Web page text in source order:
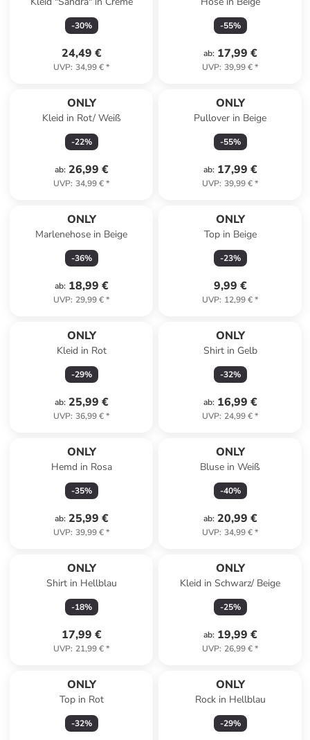
-30%
24,49 €
UVP: 34,99 €*
-55%
ab: 17,99 €
UVP: 39,99 €*
ONLY
Kleid in Rot/ Weiß
-22%
ab: 26,99 €
UVP: 34,99 €*
ONLY
Pullover in Beige
-55%
ab: 17,99 €
UVP: 39,99 €*
ONLY
Marlenehose in Beige
-36%
ab: 18,99 €
UVP: 29,99 €*
ONLY
Top in Beige
-23%
9,99 €
UVP: 12,99 €*
ONLY
Kleid in Rot
-29%
ab: 25,99 €
UVP: 36,99 €*
ONLY
Shirt in Gelb
-32%
ab: 16,99 €
UVP: 24,99 €*
ONLY
Hemd in Rosa
-35%
ab: 25,99 €
UVP: 39,99 €*
ONLY
Bluse in Weiß
-40%
ab: 20,99 €
UVP: 34,99 €*
ONLY
Shirt in Hellblau
-18%
17,99 €
UVP: 21,99 €*
ONLY
Kleid in Schwarz/ Beige
-25%
ab: 19,99 €
UVP: 26,99 €*
ONLY
Top in Rot
-32%
ONLY
Rock in Hellblau
-29%